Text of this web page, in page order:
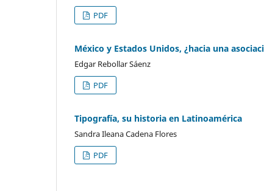
PDF
México y Estados Unidos, ¿hacia una
Edgar Rebollar Sáenz
PDF
Tipografía, su historia en Latinoamérica
Sandra Ileana Cadena Flores
PDF